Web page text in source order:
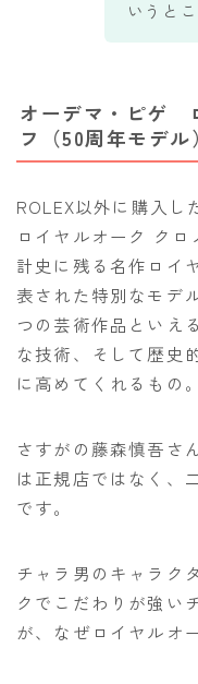
いうと
オーデマ・ピゲ
フ（50周年モデル）
ROLEX以外に購入し
ロイヤルオーク ク
計史に残る名作ロイ
表された特別なモデ
つの芸術作品といえ
な技術、そして歴史
に高めてくれるもの。
さすがの藤森慎吾さ
は正規店ではなく、
です。
チャラ男のキャラク
クでこだわりが強い
が、なぜロイヤルオ